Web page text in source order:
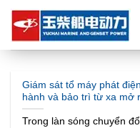
Skip
content
Giám sát tổ máy phát
hành và bảo trì từ xa mở
mới
Trong làn sóng chuyển